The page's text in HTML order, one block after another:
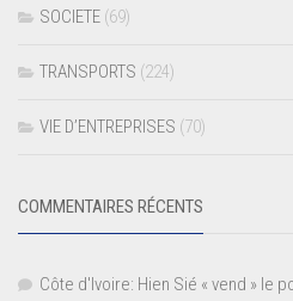
SOCIETE (69)
TRANSPORTS (224)
VIE D’ENTREPRISES (70)
COMMENTAIRES RÉCENTS
Côte d'Ivoire: Hien Sié « vend » le